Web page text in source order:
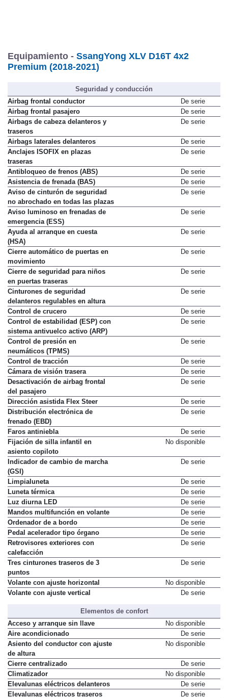
Equipamiento -SsangYong XLV D16T 4x2
Premium (2018-2021)
Seguridad y conducción
Airbag frontal conductor
De serie
Airbag frontal pasajero
De serie
Airbags de cabeza delanteros y
traseros
Airbags laterales delanteros
De serie
Anclajes ISOFIX en plazas
traseras
Antibloqueo de frenos (ABS)
De serie
Asistencia de frenada (BAS)
De serie
Aviso de cinturón de seguridad
no abrochado en todas las plazas
Aviso luminoso en frenadas de
emergencia (ESS)
Ayuda al arranque en cuesta
(HSA)
Cierre automático de puertas en
movimiento
Cierre de seguridad para niños
en puertas traseras
Cinturones de seguridad
delanteros regulables en altura
Control de crucero
De serie
Control de estabilidad (ESP) con
sistema antivuelco activo (ARP)
Control de presión en
neumáticos (TPMS)
Control de tracción
De serie
Cámara de visión trasera
De serie
Desactivación de airbag frontal
del pasajero
Dirección asistida Flex Steer
De serie
Distribución electrónica de
frenado (EBD)
Faros antiniebla
De serie
Fijación de silla infantil en
asiento copiloto
Indicador de cambio de marcha
(GSI)
Limpialuneta
De serie
Luneta térmica
De serie
Luz diurna LED
De serie
Mandos multifunción en volante
De serie
Ordenador de a bordo
De serie
Pedal acelerador tipo órgano
De serie
Retrovisores exteriores con
calefacción
Tres cinturones traseros de 3
puntos
Volante con ajuste horizontal
No disponible
Elementos de confort
Acceso y arranque sin llave
No disponible
Aire acondicionado
De serie
Asiento del conductor con ajuste
de altura
Cierre centralizado
De serie
Climatizador
No disponible
Elevalunas eléctricos delanteros
De serie